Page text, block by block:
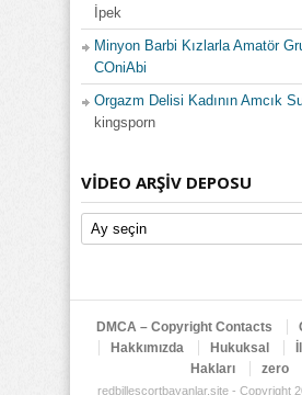
İpek
Minyon Barbi Kızlarla Amatör
COniAbi
Orgazm Delisi Kadının Amcık
kingsporn
VIDEO ARŞIV DEPOSU
Video
Arşiv
DMCA – Copyright Contacts
Hakkımızda
Hukuksal
Hakları
zero
redbillescortbayanlar.site - Copyright